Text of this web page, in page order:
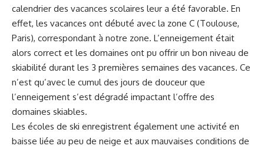
calendrier des vacances scolaires leur a été favorable. En
effet, les vacances ont débuté avec la zone C (Toulouse,
Paris), correspondant à notre zone. L’enneigement était
alors correct et les domaines ont pu offrir un bon niveau de
skiabilité durant les 3 premières semaines des vacances. Ce
n’est qu’avec le cumul des jours de douceur que
l’enneigement s’est dégradé impactant l’offre des
domaines skiables.
Les écoles de ski enregistrent également une activité en
baisse liée au peu de neige et aux mauvaises conditions de